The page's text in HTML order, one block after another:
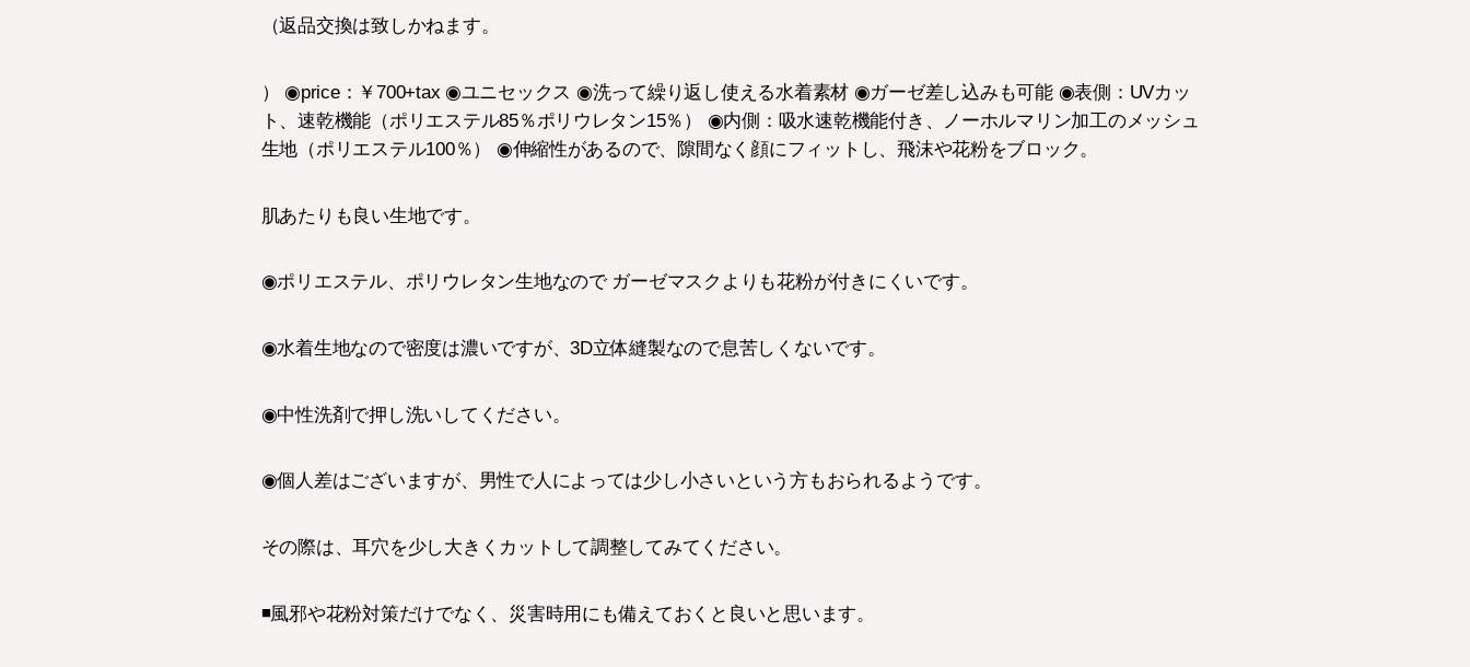
（返品交換は致しかねます。
） ◉price：￥700+tax ◉ユニセックス ◉洗って繰り返し使える水着素材 ◉ガーゼ差し込みも可能 ◉表側：UVカッ
ト、速乾機能（ポリエステル85％ポリウレタン15％） ◉内側：吸水速乾機能付き、ノーホルマリン加工のメッシュ
生地（ポリエステル100％） ◉伸縮性があるので、隙間なく顔にフィットし、飛沫や花粉をブロック。
肌あたりも良い生地です。
◉ポリエステル、ポリウレタン生地なので ガーゼマスクよりも花粉が付きにくいです。
◉水着生地なので密度は濃いですが、3D立体縫製なので息苦しくないです。
◉中性洗剤で押し洗いしてください。
◉個人差はございますが、男性で人によっては少し小さいという方もおられるようです。
その際は、耳穴を少し大きくカットして調整してみてください。
◾️風邪や花粉対策だけでなく、災害時用にも備えておくと良いと思います。